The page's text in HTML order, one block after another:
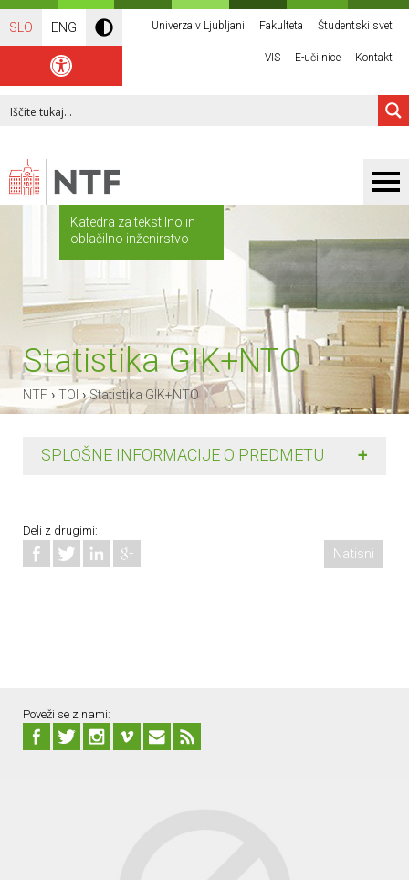
SLO ENG Univerza v Ljubljani Fakulteta Študentski svet
VIS E-učilnice Kontakt
Katedra za tekstilno in
oblačilno inženirstvo
Statistika GIK+NTO
NTF › TOI ›Statistika GIK+NTO
SPLOŠNE INFORMACIJE O PREDMETU +
Deli z drugimi:
Natisni
Poveži se z nami: